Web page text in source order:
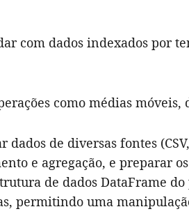
com dados indexados por
como médias
dados de diversas fontes
e agregação, e preparar
de dados DataFrame
permitindo uma